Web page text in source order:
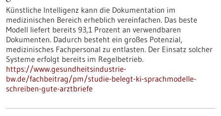
Künstliche Intelligenz kann die Dokumentation im
medizinischen Bereich erheblich vereinfachen. Das beste
Modell liefert bereits 93,1 Prozent an verwendbaren
Dokumenten. Dadurch besteht ein großes Potenzial,
medizinisches Fachpersonal zu entlasten. Der Einsatz solcher
Systeme erfolgt bereits im Regelbetrieb.
https://www.gesundheitsindustrie-
bw.de/fachbeitrag/pm/studie-belegt-ki-sprachmodelle-
schreiben-gute-arztbriefe